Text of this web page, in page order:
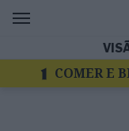
COMER E